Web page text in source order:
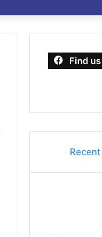
Find
Recent